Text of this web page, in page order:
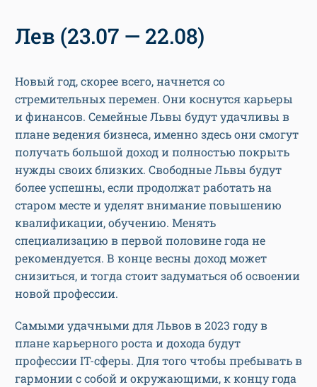
Лев (23.07 — 22.08)
Новый год, скорее всего, начнется со
стремительных перемен. Они коснутся карьеры
и финансов. Семейные Львы будут удачливы в
плане ведения бизнеса, именно здесь они смогут
получать большой доход и полностью покрыть
нужды своих близких. Свободные Львы будут
более успешны, если продолжат работать на
старом месте и уделят внимание повышению
квалификации, обучению. Менять
специализацию в первой половине года не
рекомендуется. В конце весны доход может
снизиться, и тогда стоит задуматься об освоении
новой профессии.
Самыми удачными для Львов в 2023 году в
плане карьерного роста и дохода будут
профессии IT-сферы. Для того чтобы пребывать в
гармонии с собой и окружающими, к концу года